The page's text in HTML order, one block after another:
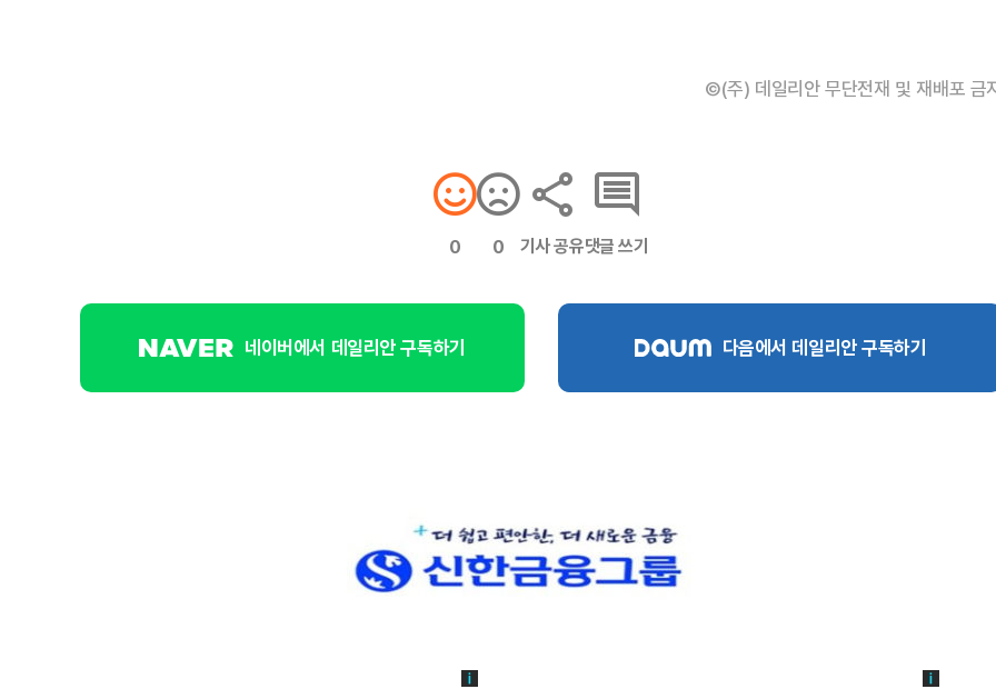
©(주) 데일리안 무단전재 및 재배포 금
0 0 기사 공유댓글 쓰기
네이버에서 데일리안 구독하기 다음에서 데일리안 구독하기